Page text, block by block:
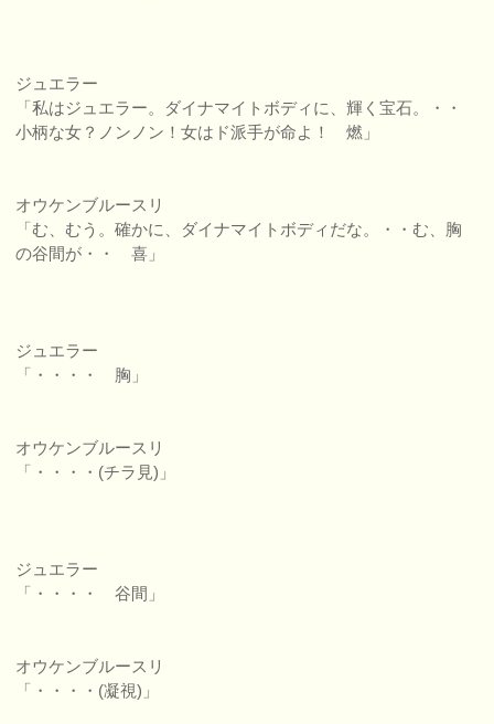
ジュエラー
「私はジュエラー。ダイナマイトボディに、輝く宝石。・・
小柄な女？ノンノン！女はド派手が命よ！ 燃」
オウケンブルースリ
「む、むう。確かに、ダイナマイトボディだな。・・む、胸
の谷間が・・ 喜」
ジュエラー
「・・・・ 胸」
オウケンブルースリ
「・・・・(チラ見)」
ジュエラー
「・・・・ 谷間」
オウケンブルースリ
「・・・・(凝視)」